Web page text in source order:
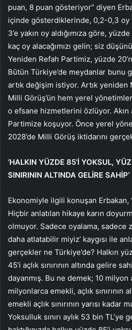
puan, 8 puan gösteriyor” diyen
içinde gösterdiklerinde, 0,2-0,3
3’e yakın oy aldığımıza göre,
kaç oy alacağımızı gelin; siz
Yeniden Refah Partimiz, yüzde
Bütün Türkiye’de meydanlar bunu
artık değişim istiyor. Artık yeniden
Milli Görüş’ün hem yerel
o efsane hizmetlerini özlüyor. Akın
Partimize koşuyor. Önce yerel
2028’de Milli Görüş iktidarını
‘HALKIN YÜZDE 85’İ YOKSUL,
SINIRININ ALTINDA GELİRE SAHİP’
Ekonomiyle ilgili konuşan
Hiçbir anlatılan hikaye karın
olmuyor. Sadece oyalama, sadece
daha atlatabilir miyiz’ kaygısı ile
gerçekler ne Türkiye’de? Halkın
45’i açlık sınırının altında gelire
dayanmış. Bu ne demek; 10
milyonlarca emekli, açlık sınırının
emekli açlık sınırının yarısı kadar
Yoksulluk sınırı aylık 53 bin TL’ye